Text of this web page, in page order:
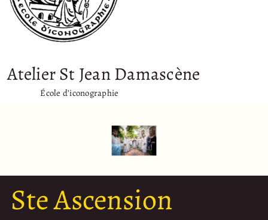
Atelier St Jean Damascène
École d’iconographie
Ste Ascension